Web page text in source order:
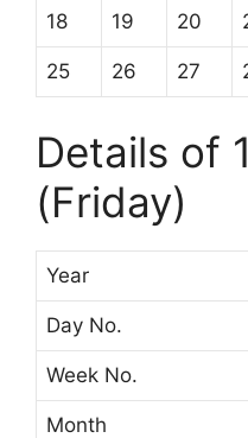
18 19 20
25 26 27
Details of
(Friday)
Year
Day No.
Week No.
Month